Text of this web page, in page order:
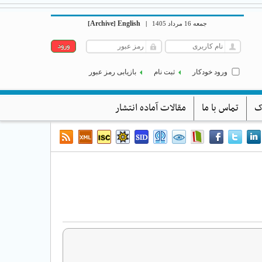
جمعه 16 مرداد 1405 |
English
[Archive]
ورود خودکار ثبت نام بازیابی رمز عبور
تماس با ما مقالات آماده انتشار